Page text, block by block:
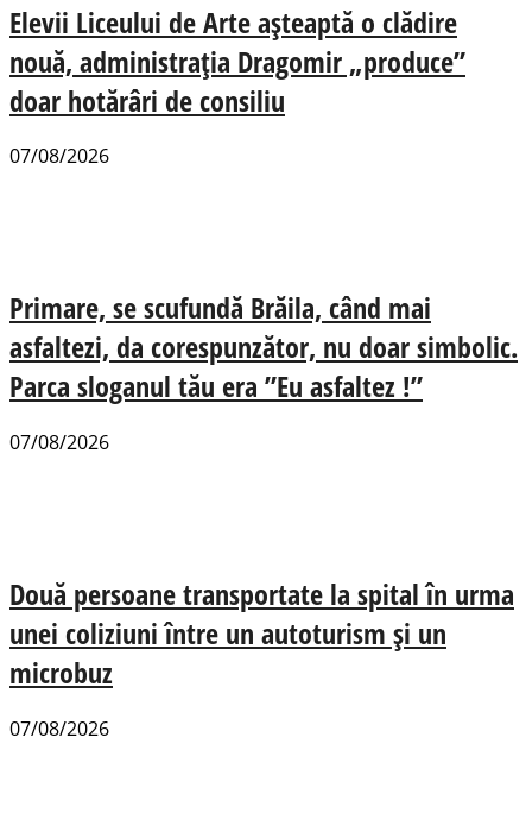
Elevii Liceului de Arte așteaptă o clădire
nouă, administrația Dragomir „produce”
doar hotărâri de consiliu
07/08/2026
Primare, se scufundă Brăila, când mai
asfaltezi, da corespunzător, nu doar simbolic.
Parca sloganul tău era ”Eu asfaltez !”
07/08/2026
Două persoane transportate la spital în urma
unei coliziuni între un autoturism și un
microbuz
07/08/2026